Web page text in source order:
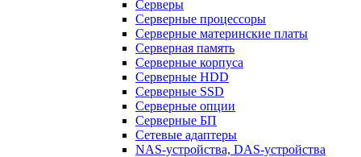
Серверы
Серверные процессоры
Серверные материнские платы
Серверная память
Серверные корпуса
Серверные HDD
Серверные SSD
Серверные опции
Серверные БП
Сетевые адаптеры
NAS-устройства, DAS-устройства